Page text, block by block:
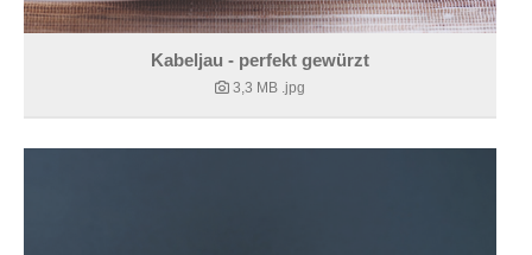
Kabeljau - perfekt gewürzt
3,3 MB .jpg